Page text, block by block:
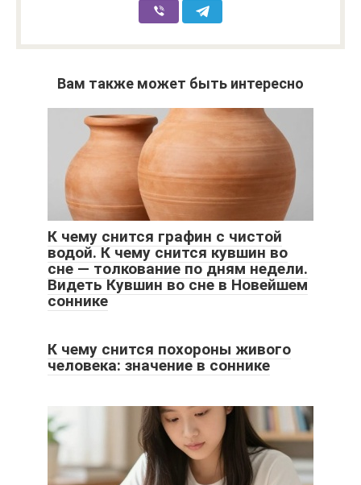
Вам также может быть интересно
К чему снится графин с чистой
водой. К чему снится кувшин во
сне — толкование по дням недели.
Видеть Кувшин во сне в Новейшем
соннике
К чему снится похороны живого
человека: значение в соннике